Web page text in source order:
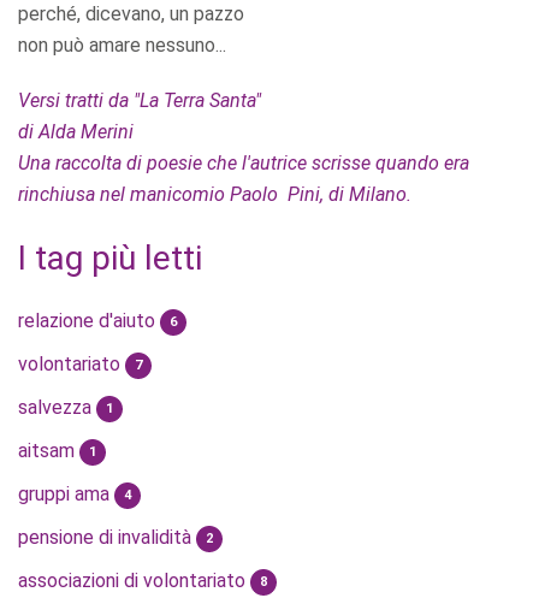
perché, dicevano, un pazzo
non può amare nessuno...
Versi tratti da "La Terra Santa"
di Alda Merini
Una raccolta di poesie che l'autrice scrisse quando era
rinchiusa nel manicomio Paolo Pini, di Milano.
I tag più letti
relazione d'aiuto 6
volontariato 7
salvezza 1
aitsam 1
gruppi ama 4
pensione di invalidità 2
associazioni di volontariato 8